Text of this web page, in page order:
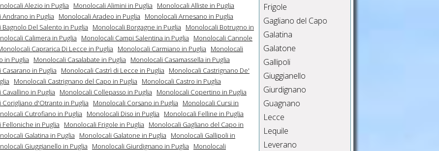
Alezio in Puglia Monolocali Alimini in Puglia
Monolocali Alliste in Puglia
in Puglia
Monolocali Aradeo in Puglia
Monolocali Arnesano in Puglia
Del Salento in Puglia
Monolocali Borgagne in Puglia
Monolocali Botrugno in
Calimera in Puglia Monolocali Campi Salentina in Puglia
Monolocali Cannole
Caprarica Di Lecce in Puglia Monolocali Carmiano in Puglia
Monolocali
in Puglia
Monolocali Casalabate in Puglia
Monolocali Casamassella in Puglia
in Puglia
Monolocali Castrì di Lecce in Puglia
Monolocali Castrignano De'
Monolocali Castrignano del Capo in Puglia
Monolocali Castro in Puglia
in Puglia
Monolocali Collepasso in Puglia
Monolocali Copertino in Puglia
Corigliano d'Otranto in Puglia
Monolocali Corsano in Puglia
Monolocali Cursi in
Cutrofiano in Puglia Monolocali Diso in Puglia
Monolocali Felline in Puglia
Felloniche in Puglia
Monolocali Frigole in Puglia
Monolocali Gagliano del Capo in
Galatina in Puglia Monolocali Galatone in Puglia
Monolocali Gallipoli in
Giuggianello in Puglia Monolocali Giurdignano in Puglia
Monolocali
Frigole
Gagliano del Capo
Galatina
Galatone
Gallipoli
Giuggianello
Giurdignano
Guagnano
Lecce
Lequile
Leverano